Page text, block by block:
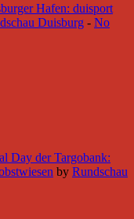
Hafen: duisport
Duisburg - No
Day der Targobank:
by Rundschau